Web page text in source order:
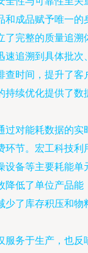
和成品赋予唯一的
了完整的质量追溯
速追溯到具体批次
查时间，提升了客
持续优化提供了数
过对能耗数据的实
环节。宏工科技利
设备等主要耗能单
降低了单位产品能
少了库存积压和物
服务于生产，也反